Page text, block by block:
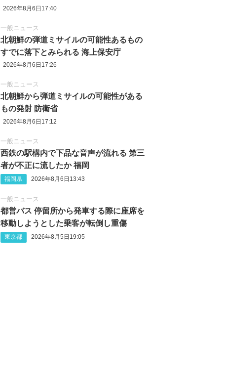
2026年8月6日17:40
一般ニュース
北朝鮮の弾道ミサイルの可能性あるもの
すでに落下とみられる 海上保安庁
2026年8月6日17:26
一般ニュース
北朝鮮から弾道ミサイルの可能性がある
もの発射 防衛省
2026年8月6日17:12
一般ニュース
西鉄の駅構内で下品な音声が流れる 第三
者が不正に流したか 福岡
福岡県 2026年8月6日13:43
一般ニュース
都営バス 停留所から発車する際に座席を
移動しようとした乗客が転倒し重傷
東京都 2026年8月5日19:05